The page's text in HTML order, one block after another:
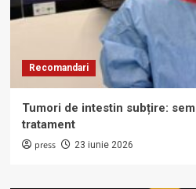
Recomandari
Tumori de intestin subțire:
tratament
press 23 iunie 2026